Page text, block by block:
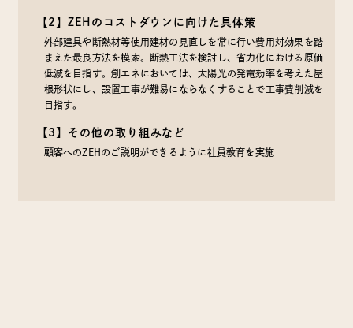
【2】ZEHのコストダウンに向けた具体策
外部建具や断熱材等使用建材の見直しを常に行い費用対効果を踏
まえた最良方法を模索。断熱工法を検討し、省力化における原価
低減を目指す。創エネにおいては、太陽光の発電効率を考えた屋
根形状にし、設置工事が難易にならなくすることで工事費削減を
目指す。
【3】その他の取り組みなど
顧客へのZEHのご説明ができるように社員教育を実施